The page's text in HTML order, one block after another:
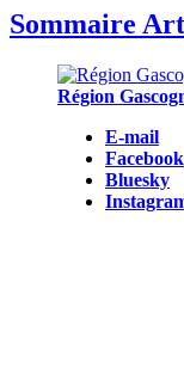
Sommaire
Région
E-mail
Facebook
Bluesky